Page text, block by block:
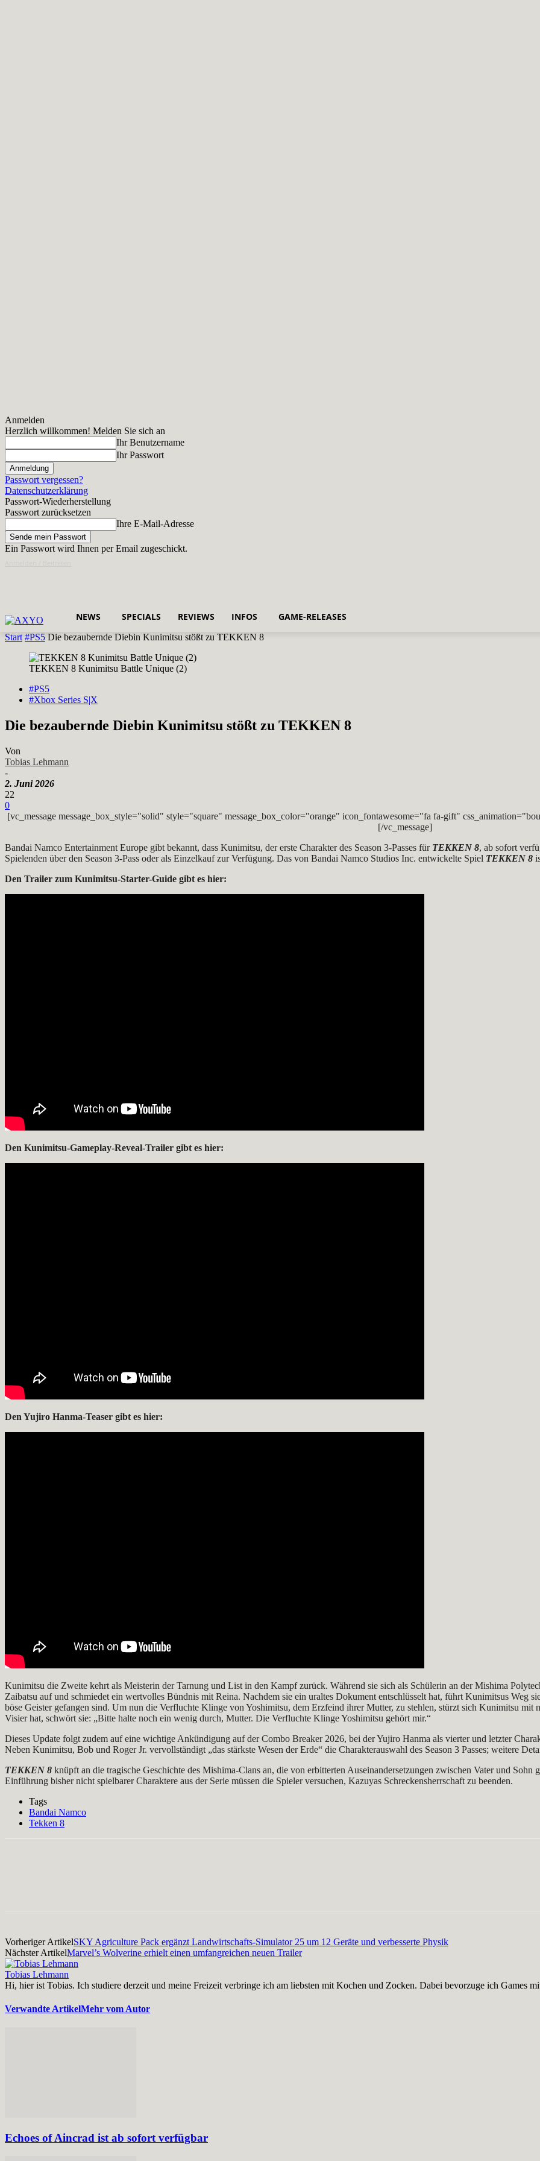
Anmelden
Herzlich willkommen! Melden Sie sich an
Ihr Benutzername
Ihr Passwort
Passwort vergessen?
Datenschutzerklärung
Passwort-Wiederherstellung
Passwort zurücksetzen
Ihre E-Mail-Adresse
Ein Passwort wird Ihnen per Email zugeschickt.
NEWS SPECIALS REVIEWS INFOS GAME-RELEASES
Start #PS5 Die bezaubernde Diebin Kunimitsu stößt zu TEKKEN 8
TEKKEN 8 Kunimitsu Battle Unique (2)
#PS5
#Xbox Series S|X
Die bezaubernde Diebin Kunimitsu stößt zu TEKKEN 8
Von
Tobias Lehmann
-
2. Juni 2026
22
0
[vc_message message_box_style="solid" style="square" message_box_color="orange" icon_fontawesome="fa fa-gift"
[/vc_message]
Bandai Namco Entertainment Europe gibt bekannt, dass Kunimitsu, der erste Charakter des Season 3-Passes für TEKKEN 8, ab sofort
Spielenden über den Season 3-Pass oder als Einzelkauf zur Verfügung. Das von Bandai Namco Studios Inc. entwickelte Spiel TEKKEN 8
Den Trailer zum Kunimitsu-Starter-Guide gibt es hier:
Den Kunimitsu-Gameplay-Reveal-Trailer gibt es hier:
Den Yujiro Hanma-Teaser gibt es hier:
Kunimitsu die Zweite kehrt als Meisterin der Tarnung und List in den Kampf zurück. Während sie sich als Schülerin an der Mishima
Zaibatsu auf und schmiedet ein wertvolles Bündnis mit Reina. Nachdem sie ein uraltes Dokument entschlüsselt hat, führt Kunimitsus Weg
böse Geister gefangen sind. Um nun die Verfluchte Klinge von Yoshimitsu, dem Erzfeind ihrer Mutter, zu stehlen, stürzt sich Kunimitsu
Visier hat, schwört sie: „Bitte halte noch ein wenig durch, Mutter. Die Verfluchte Klinge Yoshimitsu gehört mir.“
Dieses Update folgt zudem auf eine wichtige Ankündigung auf der Combo Breaker 2026, bei der Yujiro Hanma als vierter und letzter
Neben Kunimitsu, Bob und Roger Jr. vervollständigt „das stärkste Wesen der Erde“ die Charakterauswahl des Season 3 Passes; weitere
TEKKEN 8 knüpft an die tragische Geschichte des Mishima-Clans an, die von erbitterten Auseinandersetzungen zwischen Vater und
Einführung bisher nicht spielbarer Charaktere aus der Serie müssen die Spieler versuchen, Kazuyas Schreckensherrschaft zu beenden.
Tags
Bandai Namco
Tekken 8
Vorheriger ArtikelSKY Agriculture Pack ergänzt Landwirtschafts-Simulator 25 um 12 Geräte und verbesserte Physik
Nächster ArtikelMarvel’s Wolverine erhielt einen umfangreichen neuen Trailer
Tobias Lehmann
Hi, hier ist Tobias. Ich studiere derzeit und meine Freizeit verbringe ich am liebsten mit Kochen und Zocken. Dabei bevorzuge ich Games
Verwandte ArtikelMehr vom Autor
Echoes of Aincrad ist ab sofort verfügbar